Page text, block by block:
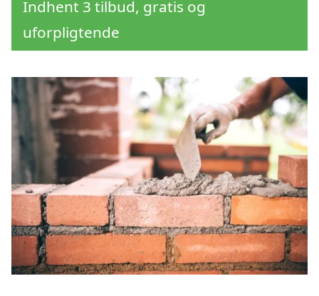
Indhent 3 tilbud, gratis og
uforpligtende